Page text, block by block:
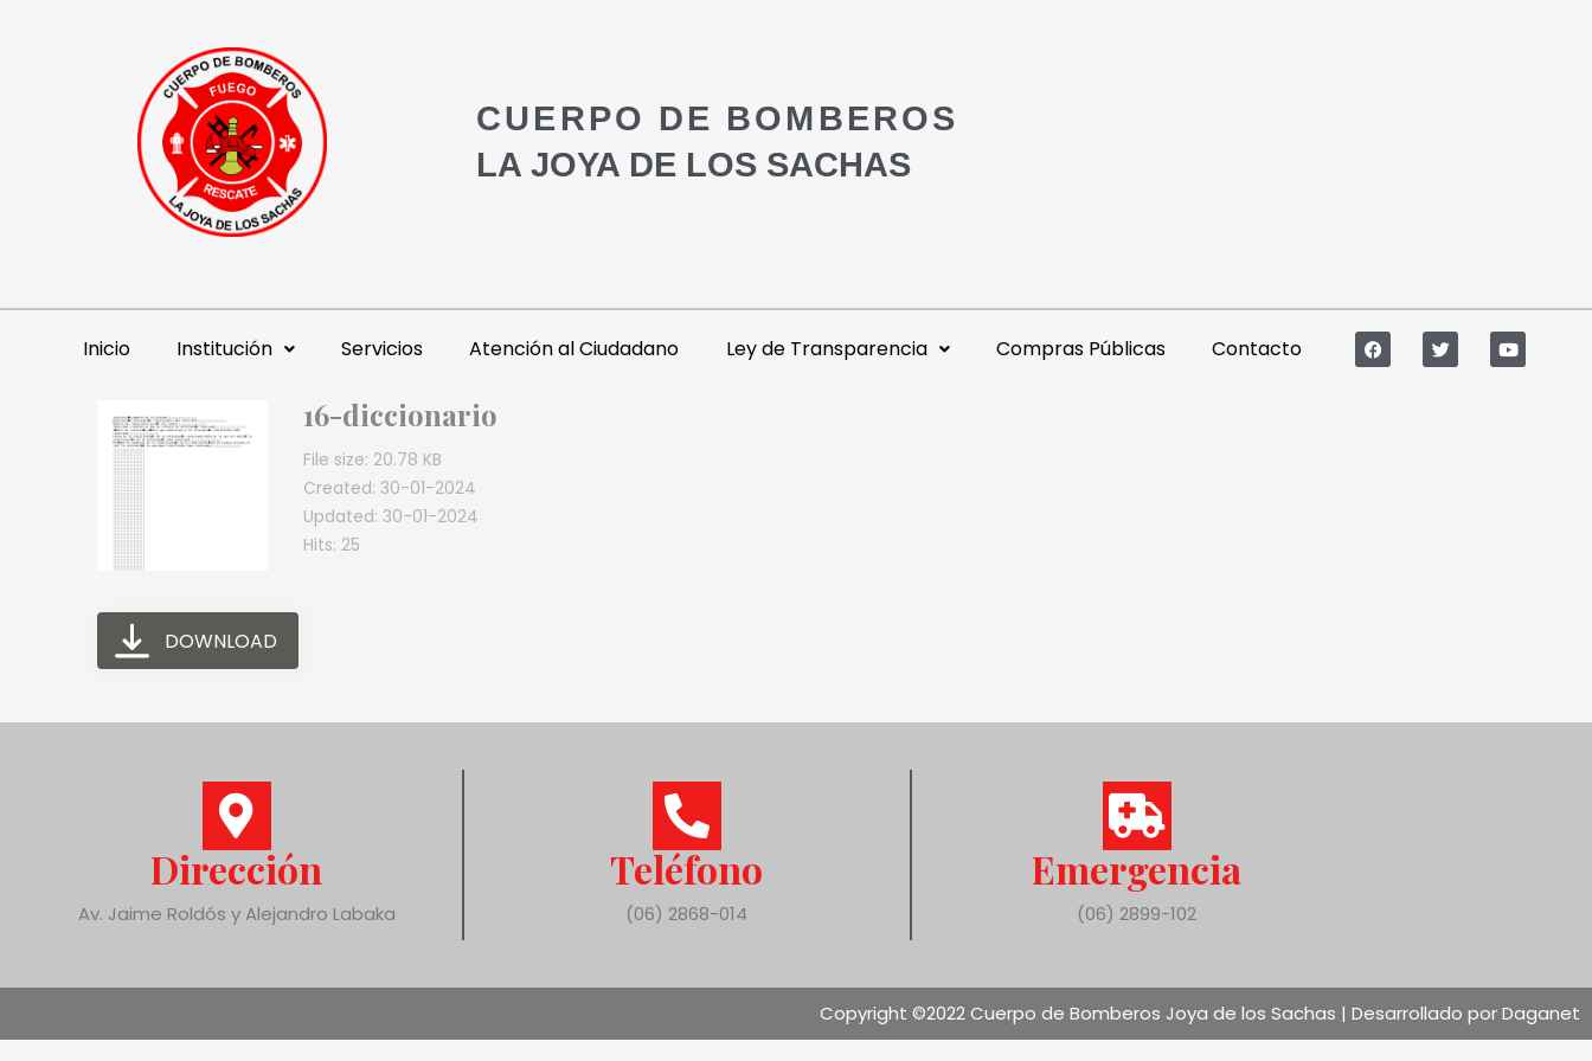
CUERPO DE BOMBEROS
LA JOYA DE LOS SACHAS
Inicio Institución Servicios Atención al Ciudadano Ley de Transparencia Compras Públicas Contacto
16-diccionario
File size: 20.78 KB
Created: 30-01-2024
Updated: 30-01-2024
Hits: 25
DOWNLOAD
Dirección
Av. Jaime Roldós y Alejandro Labaka
Teléfono
(06) 2868-014
Emergencia
(06) 2899-102
Copyright ©2022 Cuerpo de Bomberos Joya de los Sachas | Desarrollado por Daganet